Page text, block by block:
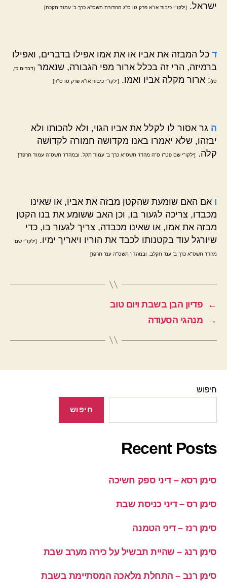
ישראל.
[ילקו"י כיבוד או"א פרק טו ס"ג מהדורת תשס"א כרך ב' עמוד תקכח]
ד כל המבזה את אביו או את אמו אפילו בדברים, ואפילו
ברמיזה, הרי זה בכלל ארור מפי הגבורה, שנאמר (דברים כז,
טז): ארור מקלה אביו ואמו. [ילקו"י כיבוד או"א פרק טו ס"ד]
ה גר אסור לו לקלל את אביו הגוי, ולא להכותו ולא
יבזהו, שלא יאמרו באנו מקדושה חמורה לקדושה
קלה.
[ילקו"י שם פט"ו ס"ה מהדו' תשס"א כרך ב' עמוד תקל, ובמהדו' תשס"ה עמוד תרפד]
ו אם האם שומעת שהקטן מבזה את אביו, או שאינו
מכבדו, צריכה לגעור בו, וכן האב ששומע את בנו הקטן
מבזה את אמו, או שאינו מכבדה, צריך לגעור בו, כדי
שיורגל עוד בקטנותו לכבד את הוריו ויאריך ימיו.
[ילקו"י שם
מהדו' תשס"א כרך ב' עמ' תקלב. ובמהדו' תשס"ה עמ' תרפו]
←
פדיון הבן בשבת ויום טוב
→
מנהגי הסעודה
חיפוש
חיפוש
Recent Posts
סימן רסא – דיני ספק חשיכה
סימן רס – דיני כניסת שבת
סימן רנז – דיני הטמנה
סימן רנג – שהיית תבשיל על כירה מערב שבת
סימן רנב – התחלת מלאכה המסתיימת בשבת